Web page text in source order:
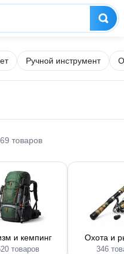
Ручной инструмент
товаров
и кемпинг
товаров
Охота и
346